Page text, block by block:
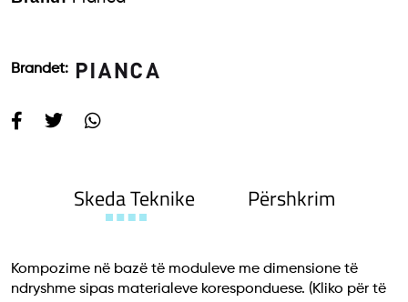
Brandet:
Skeda Teknike Përshkrim
Kompozime në bazë të moduleve me dimensione të
ndryshme sipas materialeve koresponduese. (Kliko për të